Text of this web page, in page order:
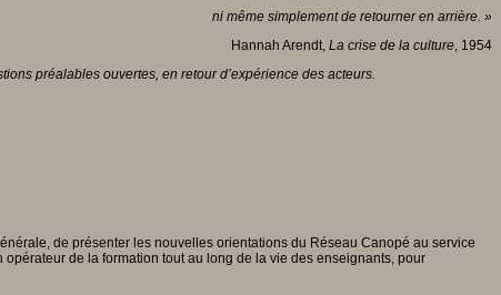
ni même simplement de retourner en arrière. »
Hannah Arendt, La crise de la culture, 1954
préalables ouvertes, en retour d’expérience des acteurs.
de présenter les nouvelles orientations du Réseau Canopé au service
de la formation tout au long de la vie des enseignants, pour